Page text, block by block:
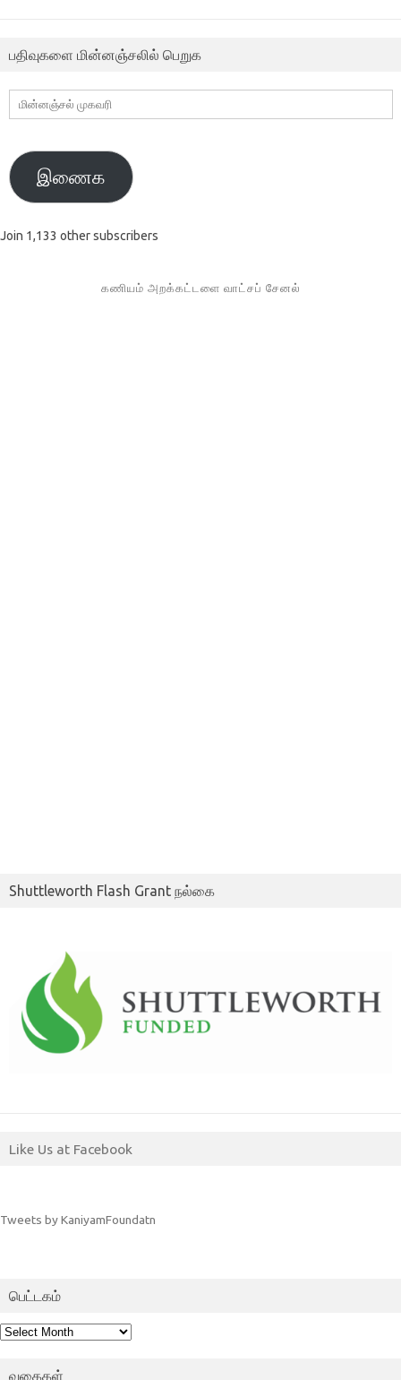
பதிவுகளை மின்னஞ்சலில் பெறுக
மின்னஞ்சல்
முகவரி
இணைக
Join 1,133 other subscribers
கணியம் அறக்கட்டளை வாட்சப் சேனல்
Shuttleworth Flash Grant நல்கை
Like Us at Facebook
Tweets by KaniyamFoundatn
பெட்டகம்
பெட்டகம்
வகைகள்